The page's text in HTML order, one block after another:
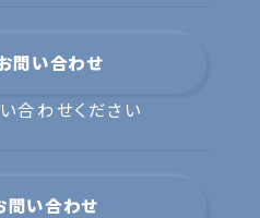
問い合わせ
合わせください
問い合わせ